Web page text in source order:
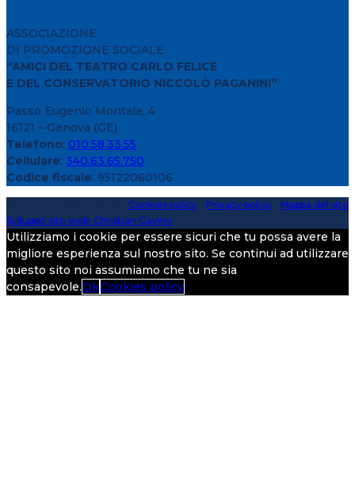
ASSOCIAZIONE
DI PROMOZIONE SOCIALE
“AMICI DEL TEATRO CARLO FELICE
E DEL CONSERVATORIO NICCOLÒ PAGANINI”
Passo Eugenio Montale, 4
16121 – Genova (GE)
Telefono: 010.58.33.55
Cellulare: 340.63.65.750
Codice fiscale: 95122060106
Cookies policy Privacy policy
Mappa del sito
Sviluppo sito web: Christian Gavino
Utilizziamo i cookie per essere sicuri che tu possa avere la
migliore esperienza sul nostro sito. Se continui ad utilizzare
questo sito noi assumiamo che tu ne sia
consapevole.OkCookies policy